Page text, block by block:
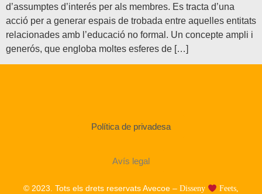
d’assumptes d’interés per als membres. Es tracta d’una
acció per a generar espais de trobada entre aquelles entitats
relacionades amb l’educació no formal. Un concepte ampli i
generós, que engloba moltes esferes de […]
Política de privadesa
Avís legal
© 2023. Tots els drets reservats Avecoe –Disseny
Feets,